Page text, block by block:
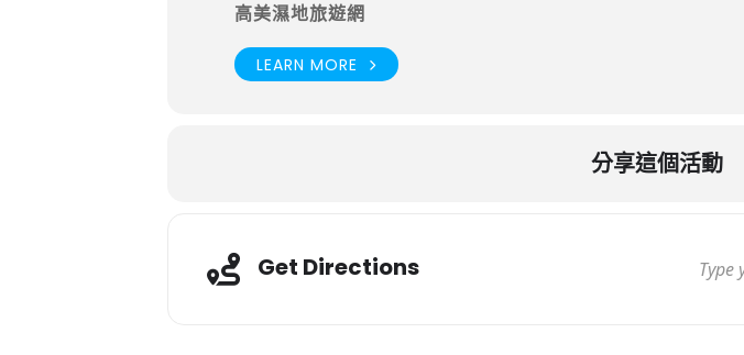
高美濕地旅遊網
LEARN MORE
分享這個活動
Get Directions